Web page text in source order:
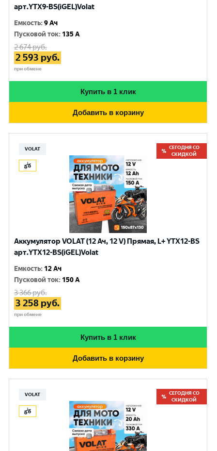
арт.YTX9-BS(iGEL)Volat
Емкость:9 Ач
Пусковой ток: 135 A
2 674руб.
2 593 руб.
при обмене
Купить в 1 клик
Добавить в корзину
VOLAT
СЕГОДНЯ СО
СКИДКОЙ
Аккумулятор VOLAT (12 Ач, 12 V) Прямая, L+ YTX12-BS
арт.YTX12-BS(iGEL)Volat
Емкость: 12 Ач
Пусковой ток: 150 A
3 366руб.
3 258 руб.
при обмене
Купить в 1 клик
Добавить в корзину
VOLAT
СЕГОДНЯ СО
СКИДКОЙ